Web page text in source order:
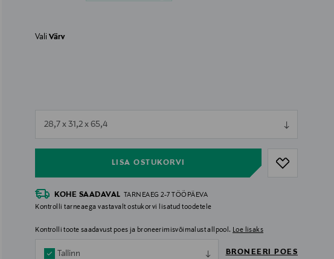
ValiVärv
28,7 x 31,2 x 65,4
LISA OSTUKORVI
null
KOHE SAADAVAL
TARNEAEG 2-7 TÖÖPÄEVA
Kontrolli tarneaega vastavalt ostukorvi lisatud toodetele
Kontrolli toote saadavust poes ja broneerimisvõimalust allpool. Loe lisaks
Tallinn BRONEERI POES